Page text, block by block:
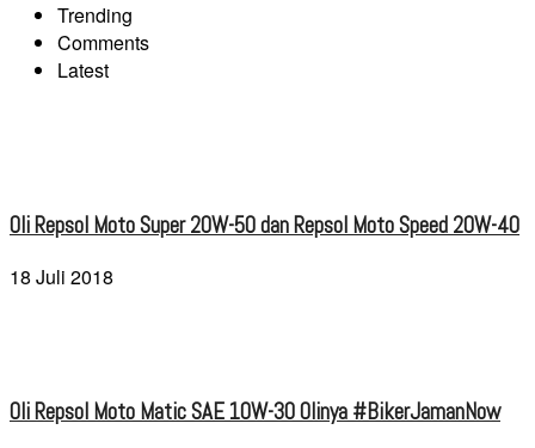
Trending
Comments
Latest
Oli Repsol Moto Super 20W-50 dan Repsol Moto Speed 20W-40
18 Juli 2018
Oli Repsol Moto Matic SAE 10W-30 Olinya #BikerJamanNow